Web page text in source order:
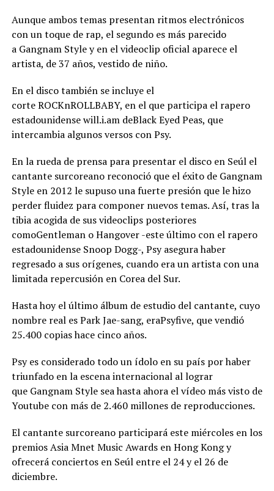
Aunque ambos temas presentan ritmos electrónicos
con un toque de rap, el segundo es más parecido
a Gangnam Style y en el videoclip oficial aparece el
artista, de 37 años, vestido de niño.
En el disco también se incluye el
corte ROCKnROLLBABY, en el que participa el rapero
estadounidense will.i.am deBlack Eyed Peas, que
intercambia algunos versos con Psy.
En la rueda de prensa para presentar el disco en Seúl el
cantante surcoreano reconoció que el éxito de Gangnam
Style en 2012 le supuso una fuerte presión que le hizo
perder fluidez para componer nuevos temas. Así, tras la
tibia acogida de sus videoclips posteriores
comoGentleman o Hangover -este último con el rapero
estadounidense Snoop Dogg-, Psy asegura haber
regresado a sus orígenes, cuando era un artista con una
limitada repercusión en Corea del Sur.
Hasta hoy el último álbum de estudio del cantante, cuyo
nombre real es Park Jae-sang, eraPsyfive, que vendió
25.400 copias hace cinco años.
Psy es considerado todo un ídolo en su país por haber
triunfado en la escena internacional al lograr
que Gangnam Style sea hasta ahora el vídeo más visto de
Youtube con más de 2.460 millones de reproducciones.
El cantante surcoreano participará este miércoles en los
premios Asia Mnet Music Awards en Hong Kong y
ofrecerá conciertos en Seúl entre el 24 y el 26 de
diciembre.